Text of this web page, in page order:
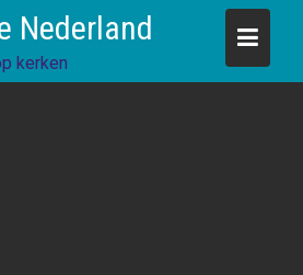
Nederland
kerken